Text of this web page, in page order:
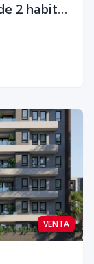
Apartamentos en construcción de 2 habitaciones en Mirador Norte
VENTA